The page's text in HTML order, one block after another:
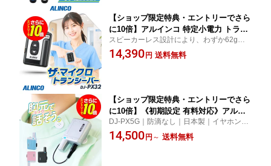
【ショップ限定特典・エントリーでさら
に10倍】アルインコ 特定小電力 トラン
シーバー DJ-PX32 | インカム 業務用 無
線機 小型 ALINCO DJ-PX31 後継機 DJ-
スピーカーレス設計により、わずか62gの
軽量ボディを実現。コンパクトなサイズな
がら、ポリカーボネート製筐体を採用し、
14,390 円 送料無料
【ショップ限定特典・エントリーでさら
に10倍】《初期設定 有料対応》アルイ
ンコ DJ-PX5G 特定小電力 トランシーバ
ー 免許不要 インカム 超小型 | ALINCO
DJ-PX5G｜防滴なし｜日本製｜イヤホン専
用｜襟、胸元に装着するミニトランシーバ
ー！歯科医院やクリニックの白衣にもぴっ
14,500 円 ～ 送料無料